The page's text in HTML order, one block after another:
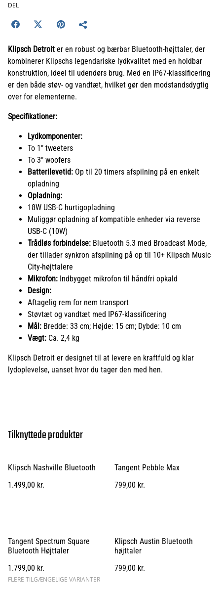
DEL
Klipsch Detroit er en robust og bærbar Bluetooth-højttaler, der
kombinerer Klipschs legendariske lydkvalitet med en holdbar
konstruktion, ideel til udendørs brug. Med en IP67-klassificering
er den både støv- og vandtæt, hvilket gør den modstandsdygtig
over for elementerne.
Specifikationer:
Lydkomponenter:
To 1" tweeters
To 3" woofers
Batterilevetid: Op til 20 timers afspilning på en enkelt
opladning
Opladning:
18W USB-C hurtigopladning
Muliggør opladning af kompatible enheder via reverse
USB-C (10W)
Trådløs forbindelse: Bluetooth 5.3 med Broadcast Mode,
der tillader synkron afspilning på op til 10+ Klipsch Music
City-højttalere
Mikrofon: Indbygget mikrofon til håndfri opkald
Design:
Aftagelig rem for nem transport
Støvtæt og vandtæt med IP67-klassificering
Mål: Bredde: 33 cm; Højde: 15 cm; Dybde: 10 cm
Vægt: Ca. 2,4 kg
Klipsch Detroit er designet til at levere en kraftfuld og klar
lydoplevelse, uanset hvor du tager den med hen.
Tilknyttede produkter
Klipsch Nashville Bluetooth
1.499,00 kr.
Tangent Pebble Max
799,00 kr.
Tangent Spectrum Square
Bluetooth Højttaler
1.799,00 kr.
FLERE TILGÆNGELIGE VARIANTER
Klipsch Austin Bluetooth
højttaler
799,00 kr.